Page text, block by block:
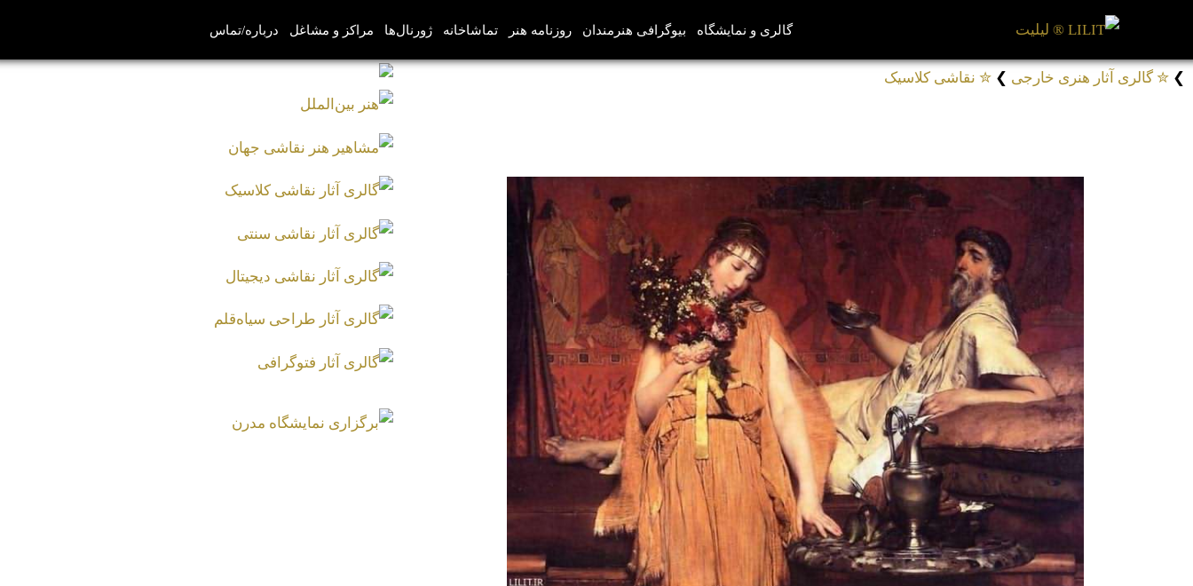
گالری و نمایشگاه بیوگرافی هنرمندان روزنامه هنر تماشاخانه ژورنال‌ها مراکز و مشاغل درباره/تماس
❯ ✮ گالری آثار هنری خارجی ❯ ✮ نقاشی کلاسیک